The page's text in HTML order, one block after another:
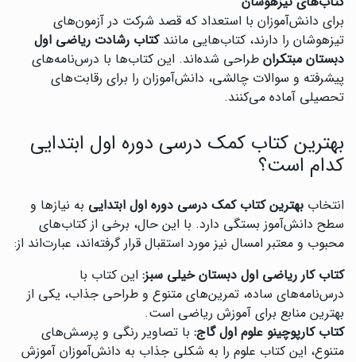
برای دانش‌آموزان با استعداد که قصد شرکت در آزمون‌های
تیزهوشان را دارند، کتاب‌هایی مانندکتاب رشادت ریاضی اول
دبستان مبتکران طراحی شده‌اند. این کتاب‌ها با درس‌نامه‌های
پیشرفته و سوالات چالشی، دانش‌آموزان را برای رقابت‌های
تحصیلی آماده می‌کنند.
بهترین کتاب کمک درسی دوره اول ابتدایی
کدام است؟
انتخاب بهترین کتاب کمک درسی دوره اول ابتدایی به نیازها و
سطح دانش‌آموز بستگی دارد. با این حال، برخی از کتاب‌های
محبوب و معتبر امسال نیز مورد استقبال قرار گرفته‌اند، عبارت‌اند از:
کتاب کار ریاضی اول دبستان خیلی سبز: این کتاب با
درس‌نامه‌های ساده، تمرین‌های متنوع و طراحی جذاب، یکی از
بهترین منابع برای آموزش ریاضی است.
کتاب کارپوچینو علوم اول گاج: با تصاویر رنگی و پرسش‌های
متنوع، این کتاب علوم را به شکلی جذاب به دانش‌آموزان آموزش